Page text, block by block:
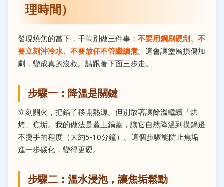
理時間）
發現燒焦的當下，千萬別做三件事： 不要用鋼刷硬刮、不
要立刻沖冷水、不要放任不管繼續煮。這會讓塗層損傷加
劇，變成真的沒救。請跟著下面三步走。
步驟一：降溫是關鍵
立刻關火，把鍋子移開熱源。但別放著讓餘溫繼續「烘
烤」焦垢。我的做法是蓋上鍋蓋，讓它自然降溫到摸鍋邊
不燙手的程度（大約5-10分鐘）。這個步驟能防止焦垢
進一步碳化，變得更硬。
步驟二：溫水浸泡，讓焦垢鬆動